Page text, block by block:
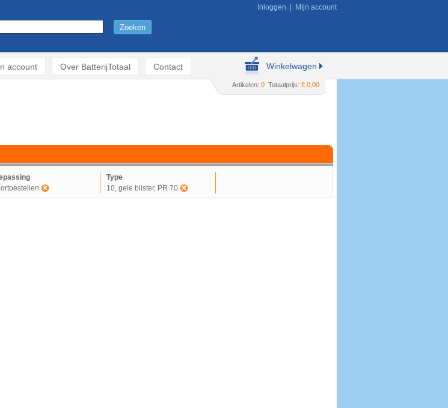
Inloggen Mijn account
account Over BatterijTotaal Contact Winkelwagen
Artikelen: 0 Totaalprijs: € 0,00
Type
10, gele blister, PR 70